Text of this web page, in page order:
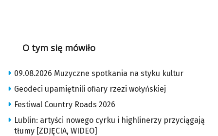
O tym się mówiło
09.08.2026 Muzyczne spotkania na styku kultur
Geodeci upamiętnili ofiary rzezi wołyńskiej
Festiwal Country Roads 2026
Lublin: artyści nowego cyrku i highlinerzy przyciągają
tłumy [ZDJĘCIA, WIDEO]